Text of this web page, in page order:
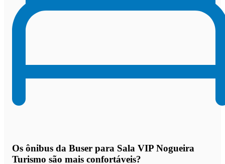
Os ônibus da Buser para Sala VIP Nogueira
Turismo são mais confortáveis?